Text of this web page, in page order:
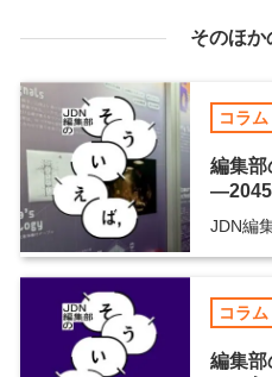
そのほか
コラム
編集部
―2045
JDN編
コラム
編集